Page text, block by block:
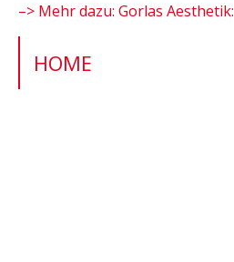
–> Mehr dazu: Gorlas Aesthetik:
HOME